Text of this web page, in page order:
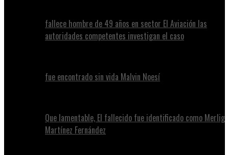
fallece hombre de 49 años en sector El Aviación las
autoridades competentes investigan el caso
fue encontrado sin vida Malvin Noesí
Que lamentable, El fallecido fue identificado como Merlig
Martínez Fernández